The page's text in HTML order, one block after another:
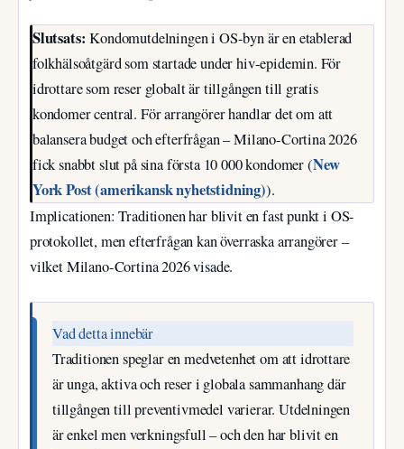
Slutsats: Kondomutdelningen i OS-byn är en etablerad
folkhälsoåtgärd som startade under hiv-epidemin. För
idrottare som reser globalt är tillgången till gratis
kondomer central. För arrangörer handlar det om att
balansera budget och efterfrågan – Milano-Cortina 2026
fick snabbt slut på sina första 10 000 kondomer (New
York Post (amerikansk nyhetstidning)).
Implicationen: Traditionen har blivit en fast punkt i OS-
protokollet, men efterfrågan kan överraska arrangörer –
vilket Milano-Cortina 2026 visade.
Vad detta innebär
Traditionen speglar en medvetenhet om att idrottare
är unga, aktiva och reser i globala sammanhang där
tillgången till preventivmedel varierar. Utdelningen
är enkel men verkningsfull – och den har blivit en